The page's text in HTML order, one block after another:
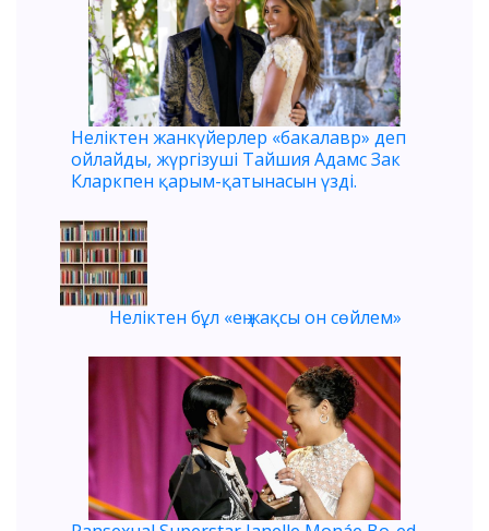
Неліктен жанкүйерлер «бакалавр» деп
ойлайды, жүргізуші Тайшия Адамс Зак
Кларкпен қарым-қатынасын үзді.
Неліктен бұл «ең жақсы он сөйлем»